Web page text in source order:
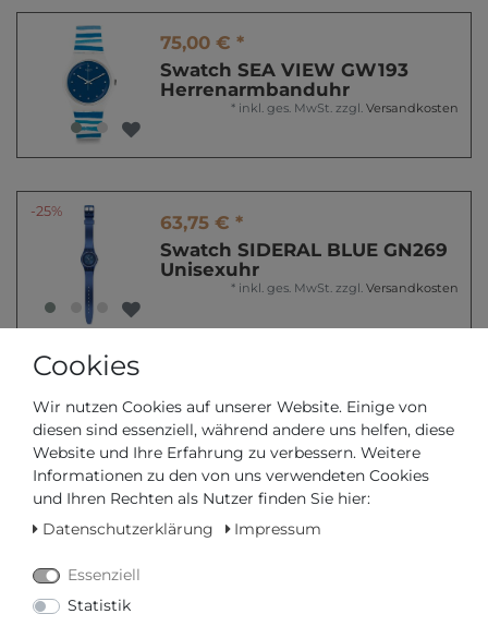
75,00 € *
Swatch SEA VIEW GW193
Herrenarmbanduhr
* inkl. ges. MwSt. zzgl. Versandkosten
-25%
63,75 € *
Swatch SIDERAL BLUE GN269
Unisexuhr
* inkl. ges. MwSt. zzgl. Versandkosten
85,00 € *
Swatch Gent Standard
AMAZO-NIGHT GG225
Damenarmbanduhr
Cookies
Wir nutzen Cookies auf unserer Website. Einige von
diesen sind essenziell, während andere uns helfen, diese
Website und Ihre Erfahrung zu verbessern. Weitere
Informationen zu den von uns verwendeten Cookies
und Ihren Rechten als Nutzer finden Sie hier:
Datenschutzerklärung
Impressum
Essenziell
Statistik